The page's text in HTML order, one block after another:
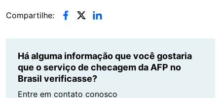
Compartilhe:
Há alguma informação que você gostaria
que o serviço de checagem da AFP no
Brasil verificasse?
Entre em contato conosco